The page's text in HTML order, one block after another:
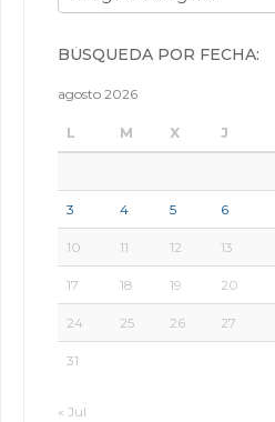
BÚSQUEDA POR FECHA:
agosto 2026
L M X J
3 4 5 6
10 11 12 13
17 18 19 20
24 25 26 27
31
« Jul